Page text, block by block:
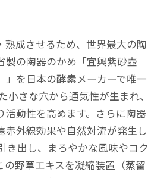
熟成させるため、世界最大の陶
製の陶器のかめ「宜興紫砂壺
」を日本の酵素メーカーで唯一
小さな穴から通気性が生まれ、
活動性を高めます。さらに陶器
赤外線効果や自然対流が発生し
き出し、まろやかな風味やコク
の野草エキスを凝縮装置（蒸留